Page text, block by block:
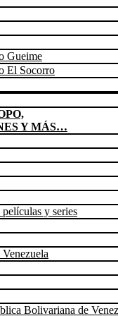
Gueime
El Socorro
Y MÁS…
y series
Bolivariana de